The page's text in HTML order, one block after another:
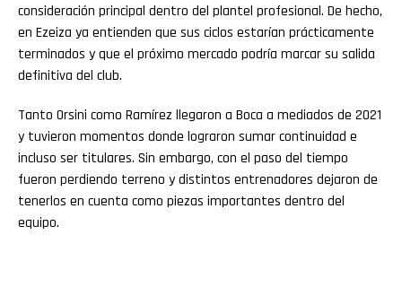
consideración principal dentro del plantel profesional. De hecho,
en Ezeiza ya entienden que sus ciclos estarían prácticamente
terminados y que el próximo mercado podría marcar su salida
definitiva del club.
Tanto Orsini como Ramírez llegaron a Boca a mediados de 2021
y tuvieron momentos donde lograron sumar continuidad e
incluso ser titulares. Sin embargo, con el paso del tiempo
fueron perdiendo terreno y distintos entrenadores dejaron de
tenerlos en cuenta como piezas importantes dentro del
equipo.